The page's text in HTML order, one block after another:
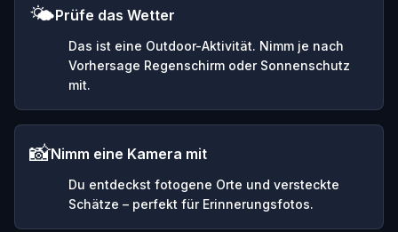
🌤️Prüfe das Wetter
Das ist eine Outdoor-Aktivität. Nimm je nach
Vorhersage Regenschirm oder Sonnenschutz
mit.
📸Nimm eine Kamera mit
Du entdeckst fotogene Orte und versteckte
Schätze – perfekt für Erinnerungsfotos.